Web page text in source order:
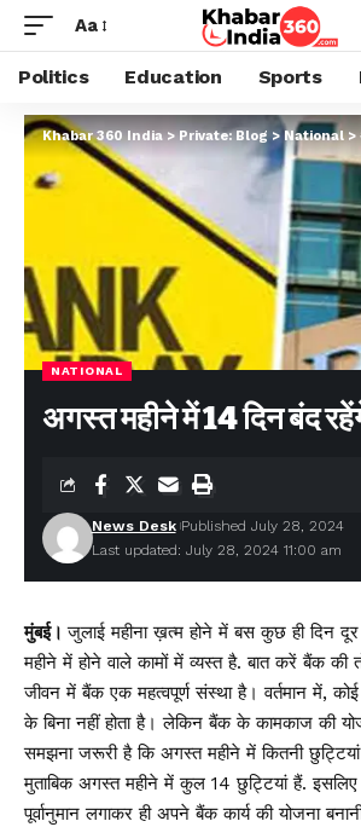
Aa
Politics Education Sports
Khabar 360 India>Private: Blog > National>
NATIONAL
अगस्त महीने में 14 दिन बंद
Last updated: July 28, 2024 11:00 am
News Desk Published July 28, 2024
मुंबई।जुलाई महीना ख़त्म होने में बस कुछ ही दिन
महीने में होने वाले कामों में व्यस्त है. बात करें बैंक की
जीवन में बैंक एक महत्वपूर्ण संस्था है। वर्तमान में,
के बिना नहीं होता है। लेकिन बैंक के कामकाज की
समझना जरूरी है कि अगस्त महीने में कितनी
मुताबिक अगस्त महीने में कुल 14 छुट्टियां हैं.
पूर्वानुमान लगाकर ही अपने बैंक कार्य की योजना